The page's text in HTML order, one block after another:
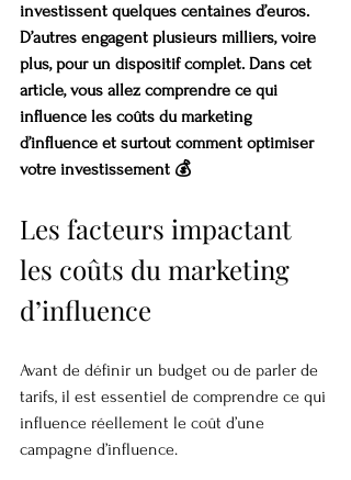
investissent quelques centaines d’euros.
D’autres engagent plusieurs milliers, voire
plus, pour un dispositif complet. Dans cet
article, vous allez comprendre ce qui
influence les coûts du marketing
d’influence et surtout comment optimiser
votre investissement 💰
Les facteurs impactant
les coûts du marketing
d’influence
Avant de définir un budget ou de parler de
tarifs, il est essentiel de comprendre ce qui
influence réellement le coût d’une
campagne d’influence.